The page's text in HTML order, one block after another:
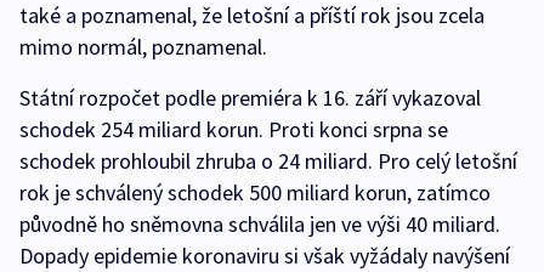
také a poznamenal, že letošní a příští rok jsou zcela
mimo normál, poznamenal.
Státní rozpočet podle premiéra k 16. září vykazoval
schodek 254 miliard korun. Proti konci srpna se
schodek prohloubil zhruba o 24 miliard. Pro celý letošní
rok je schválený schodek 500 miliard korun, zatímco
původně ho sněmovna schválila jen ve výši 40 miliard.
Dopady epidemie koronaviru si však vyžádaly navýšení